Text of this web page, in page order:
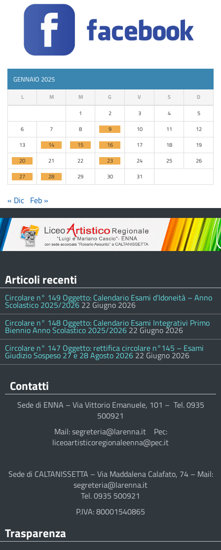
GENNAIO 2025
L M M G V S D
1 2 3 4
5
6
7 8 9 10 11
12
13
14 15 16 17 18
19
20
21 22 23 24 25
26
27
28 29 30 31
« Dic Feb »
Articoli recenti
Circolare n° 149 Oggetto: Calendario Esami d’Idoneità – Anno
Scolastico 2025/2026 22 Giugno 2026
Circolare n° 148 Oggetto: Calendario Esami Integrativi Primo
Biennio Anno Scolastico 2025/2026 22 Giugno 2026
Circolare n° 147 Oggetto: rettifica circolare n°145 – Esami
Giudizio Sospeso 27 e 28 Agosto 2026 22 Giugno 2026
Contatti
Sede di ENNA – Via Vittorio Emanuele, 101 – Tel. 0935
500921
Mail: segreteria@larenna.it Pec:
liceoartisticoregionaleenna@pec.it
Sede di CALTANISSETTA – Via Maddalena Calafato, 74 – Mail:
segreteria@larenna.it
Tel. 0935 500921
P.IVA: 80001540865
Trasparenza